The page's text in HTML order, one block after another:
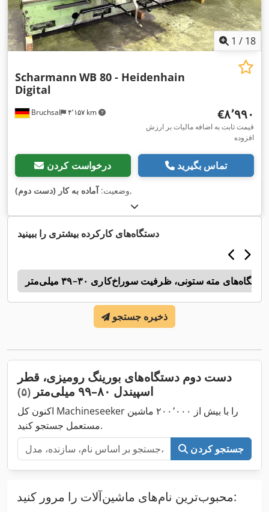
1 / 18
Bruchsal ۴٬۱۵۷ km
Scharmann WB 80 - Heidenhain
Digital
‎€۸٬۹۹۰
قیمت ثابت به اضافه مالیات بر ارزش
افزوده
درخواست کردن تماس بگیرید
وضعیت: آماده به کار (دست دوم) ,
دستگاه‌های کارکرده بیشتری را ببینید
دستگاه‌های مته ستونی، ظرفیت سوراخ‌کاری ۳۰–۳۹ میلی‌متر
ذخیره جستجو
دست دوم دستگاه‌های بورینگ رومیزی، قطر
اسپیندل ۸۰–۹۹ میلی‌متر
(۵)
اکنون کل Machineseeker را با بیش از ۲۰۰٬۰۰۰ ماشین
مستعمل جستجو کنید.
جستجو کردن
محبوب‌ترین نام‌های ماشین‌آلات را مرور کنید: